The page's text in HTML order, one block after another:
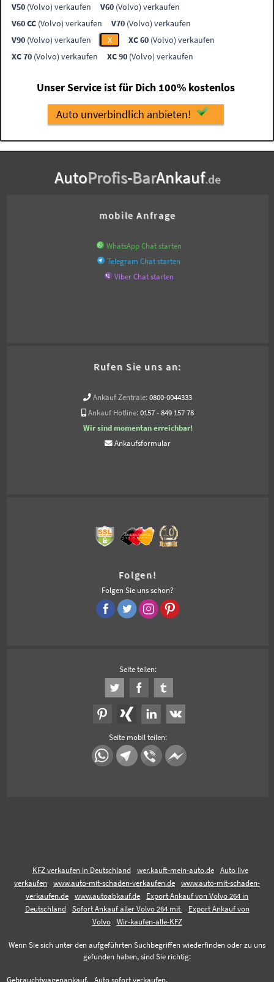
V50 (Volvo) verkaufen V60 (Volvo) verkaufen
V60 CC (Volvo) verkaufen V70 (Volvo) verkaufen
V90 (Volvo) verkaufen X XC 60 (Volvo) verkaufen
XC 70 (Volvo) verkaufen XC 90 (Volvo) verkaufen
Unser Service ist für Dich 100% kostenlos
Auto unverbindlich anbieten!
AutoProfis-BarAnkauf.de
mobile Anfrage
WhatsApp Chat starten
Telegram Chat starten
Viber Chat starten
Rufen Sie uns an:
Ankauf Zentrale: 0800-0044333
Ankauf Hotline: 0157 - 849 157 78
Wir sind momentan erreichbar!
Ankaufsformular
Folgen!
Folgen Sie uns schon?
Seite teilen:
Seite mobil teilen:
KFZ verkaufen in Deutschland wer.kauft-mein-auto.de
Auto live
verkaufen
www.auto-mit-schaden-verkaufen.de
www.auto-mit-schaden-
verkaufen.de
www.autoabkauf.de
Export Ankauf von Volvo 264 in
Deutschland
Sofort Ankauf aller Volvo 264 mit
Export Ankauf von
Volvo
Wir-kaufen-alle-KFZ
Wenn Sie sich unter den aufgeführten Suchbegriffen wiederfinden oder zu uns
gefunden haben, sind Sie richtig:
Gebrauchtwagenankauf, Auto sofort verkaufen,